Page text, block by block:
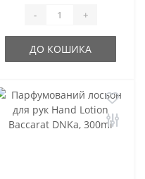
- +
ДО КОШИКА